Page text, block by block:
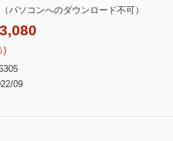
パソコンへのダウンロード不可）
)
09